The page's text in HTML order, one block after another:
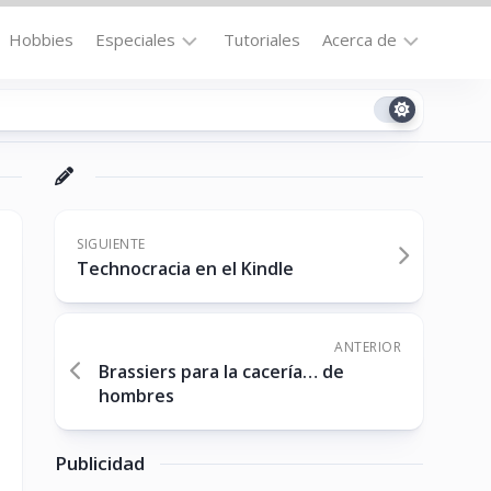
Hobbies Especiales
la
Destacados
Downloads
Tutoriales Acerca de
Contacto
Policy
SIGUIENTE
Technocracia en el Kindle
ANTERIOR
Brassiers para la cacería… de
hombres
Publicidad